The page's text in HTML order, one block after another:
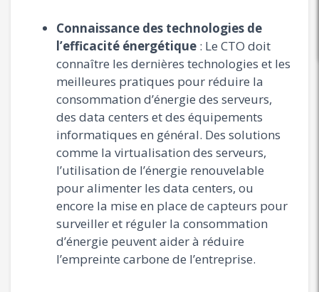
Connaissance des technologies de
l’efficacité énergétique : Le CTO doit
connaître les dernières technologies et les
meilleures pratiques pour réduire la
consommation d’énergie des serveurs,
des data centers et des équipements
informatiques en général. Des solutions
comme la virtualisation des serveurs,
l’utilisation de l’énergie renouvelable
pour alimenter les data centers, ou
encore la mise en place de capteurs pour
surveiller et réguler la consommation
d’énergie peuvent aider à réduire
l’empreinte carbone de l’entreprise.